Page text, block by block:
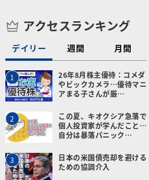
メールで送る
アクセスランキング
デイリー 週間 月間
1
26年8月株主優待：コメダ
やビックカメラ…優待マニ
アまる子さんが厳…
2
この夏、キオクシア急落で
個人投資家が学んだこと…
自分は暴落パニック…
3
日本の米国債売却を避ける
ための協調介入